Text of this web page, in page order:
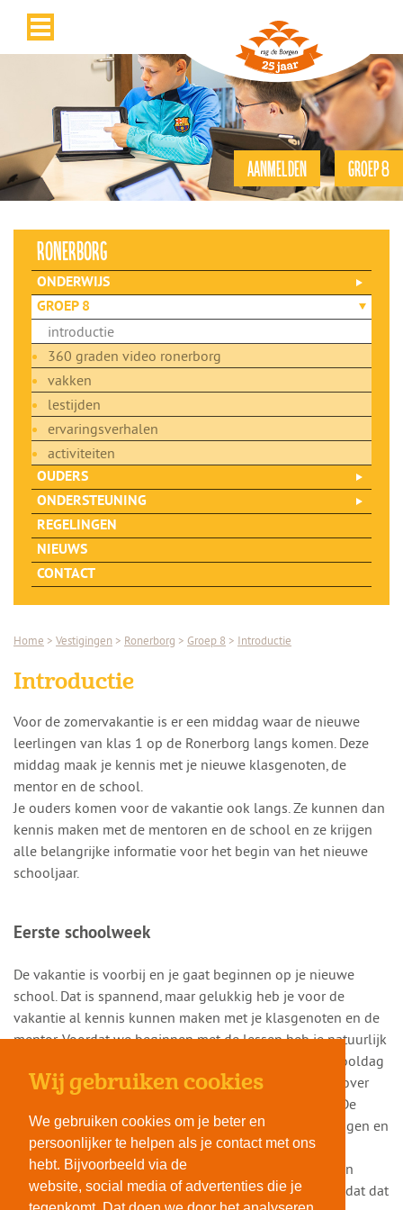
Wij gebruiken cookies
We gebruiken cookies om je beter en
persoonlijker te helpen als je contact met ons
hebt. Bijvoorbeeld via de
website, social media of advertenties die je
GROEP 8
AANMELDEN
ronerborg
ONDERWIJS
GROEP 8
introductie
360 graden video ronerborg
vakken
lestijden
ervaringsverhalen
activiteiten
OUDERS
ONDERSTEUNING
REGELINGEN
NIEUWS
CONTACT
Home > Vestigingen > Ronerborg > Groep 8 > Introductie
Introductie
Voor de zomervakantie is er een middag waar de nieuwe
leerlingen van klas 1 op de Ronerborg langs komen. Deze
middag maak je kennis met je nieuwe klasgenoten, de
mentor en de school.
Je ouders komen voor de vakantie ook langs. Ze kunnen dan
kennis maken met de mentoren en de school en ze krijgen
alle belangrijke informatie voor het begin van het nieuwe
schooljaar.
Eerste schoolweek
De vakantie is voorbij en je gaat beginnen op je nieuwe
school. Dat is spannend, maar gelukkig heb je voor de
vakantie al kennis kunnen maken met je klasgenoten en de
mentor. Voordat we beginnen met de lessen heb je natuurlijk
eerst je lesrooster nodig, deze krijg je op je eerste schooldag
na de vakantie. De mentor geeft je die dag ook uitleg over
het rooster, de daltonuren en het gebruik van je iPad. De
tweede dag is er een introductiedag om andere leerlingen en
je klasgenoten beter te leren kennen. Vanaf woensdag
starten de lessen, bijna elk uur een ander vak, lokaal en
docent. Dat zal even wennen zijn, maar je zult merken dat dat